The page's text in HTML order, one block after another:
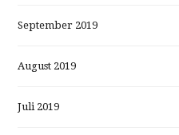
September 2019
August 2019
Juli 2019